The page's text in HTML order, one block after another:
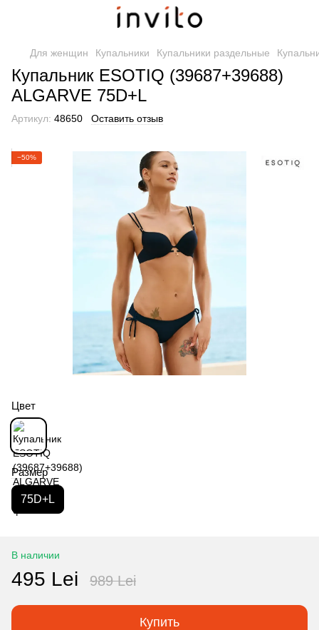
Для женщин Купальники Купальники раздельные
Купальник ESOTIQ (39687+39688)
ALGARVE 75D+L
Артикул: 48650 Оставить отзыв
−50%
Цвет
Размер
75D+L
В наличии
495 Lei 989 Lei
Купить